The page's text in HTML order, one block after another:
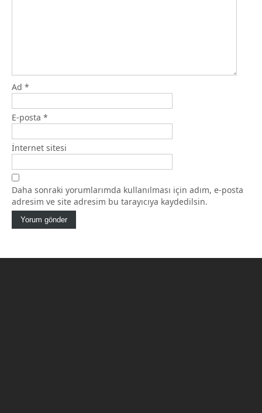
Ad *
E-posta *
İnternet sitesi
Daha sonraki yorumlarımda kullanılması için adım, e-posta
adresim ve site adresim bu tarayıcıya kaydedilsin.